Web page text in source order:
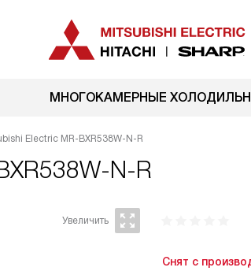
МНОГОКАМЕРНЫЕ
Electric MR-BXR538W-N-R
N-R
Снят с